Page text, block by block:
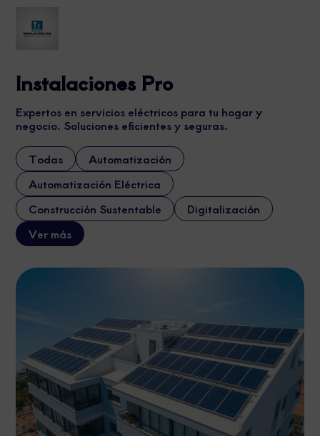
Instalaciones Pro
Expertos en servicios eléctricos para tu hogar y
negocio. Soluciones eficientes y seguras.
Todas
Automatización
Automatización Eléctrica
Construcción Sustentable
Digitalización
Ver más